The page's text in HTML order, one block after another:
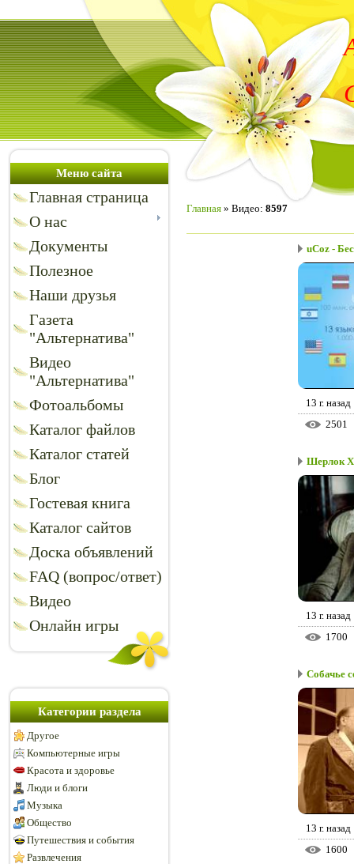
Меню сайта
Главная страница
О нас
Документы
Полезное
Наши друзья
Газета
"Альтернатива"
Видео
"Альтернатива"
Фотоальбомы
Каталог файлов
Каталог статей
Блог
Гостевая книга
Каталог сайтов
Доска объявлений
FAQ (вопрос/ответ)
Видео
Онлайн игры
Категории раздела
Другое
Компьютерные игры
Красота и здоровье
Люди и блоги
Музыка
Общество
Путешествия и события
Развлечения
Главная » Видео: 8597
uCoz -
13 г. назад
2501
Шерлок
13 г. назад
1700
Собачье
13 г. назад
1600